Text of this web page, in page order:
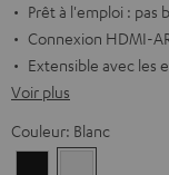
Prêt à l'emploi : pas
Connexion HDMI-
Extensible avec les
Voir plus
Couleur: Blanc